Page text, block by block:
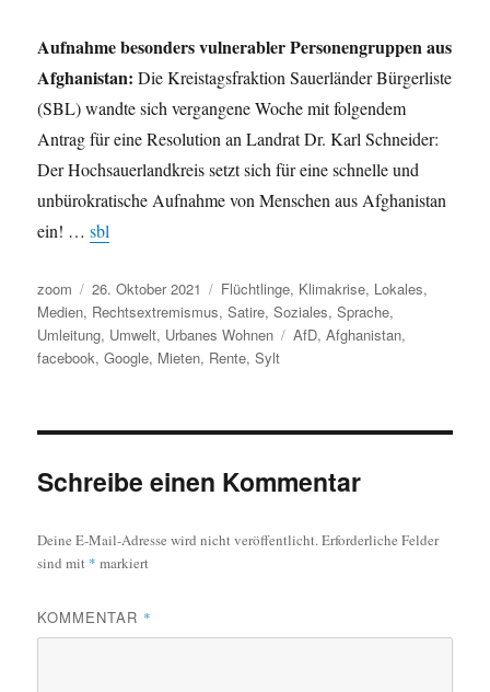
Aufnahme besonders vulnerabler Personengruppen aus
Afghanistan: Die Kreistagsfraktion Sauerländer Bürgerliste
(SBL) wandte sich vergangene Woche mit folgendem
Antrag für eine Resolution an Landrat Dr. Karl Schneider:
Der Hochsauerlandkreis setzt sich für eine schnelle und
unbürokratische Aufnahme von Menschen aus Afghanistan
ein! …sbl
Autor
zoom
Veröffentlicht
am
26. Oktober 2021 Kategorien
Flüchtlinge, Klimakrise, Lokales,
Medien, Rechtsextremismus,Satire,Soziales,Sprache,
Umleitung, Umwelt, Urbanes Wohnen Schlagwörter
AfD,Afghanistan,
facebook,Google, Mieten, Rente,Sylt
Schreibe einen Kommentar
Deine E-Mail-Adresse wird nicht veröffentlicht.Erforderliche Felder
sind mit * markiert
KOMMENTAR *